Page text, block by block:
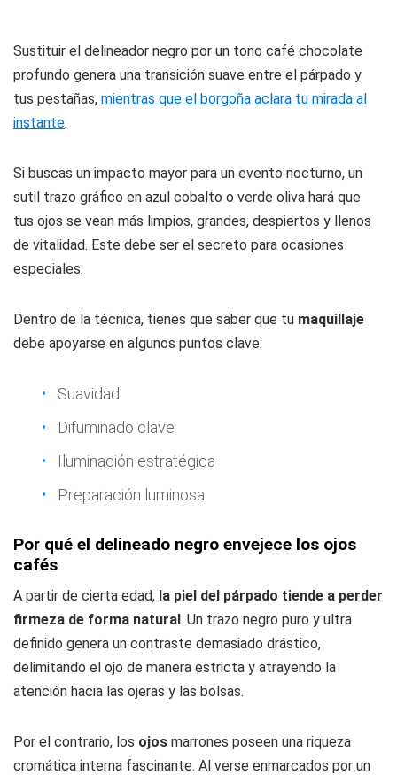
Sustituir el delineador negro por un tono café chocolate
profundo genera una transición suave entre el párpado y
tus pestañas, mientras que el borgoña aclara tu mirada al
instante.
Si buscas un impacto mayor para un evento nocturno, un
sutil trazo gráfico en azul cobalto o verde oliva hará que
tus ojos se vean más limpios, grandes, despiertos y llenos
de vitalidad. Este debe ser el secreto para ocasiones
especiales.
Dentro de la técnica, tienes que saber que tu maquillaje
debe apoyarse en algunos puntos clave:
Suavidad
Difuminado clave
Iluminación estratégica
Preparación luminosa
Por qué el delineado negro envejece los ojos
cafés
A partir de cierta edad, la piel del párpado tiende a perder
firmeza de forma natural. Un trazo negro puro y ultra
definido genera un contraste demasiado drástico,
delimitando el ojo de manera estricta y atrayendo la
atención hacia las ojeras y las bolsas.
Por el contrario, los ojos marrones poseen una riqueza
cromática interna fascinante. Al verse enmarcados por un